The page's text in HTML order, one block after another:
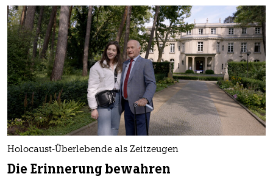
Holocaust-Überlebende als Zeitzeugen
Die Erinnerung bewahren